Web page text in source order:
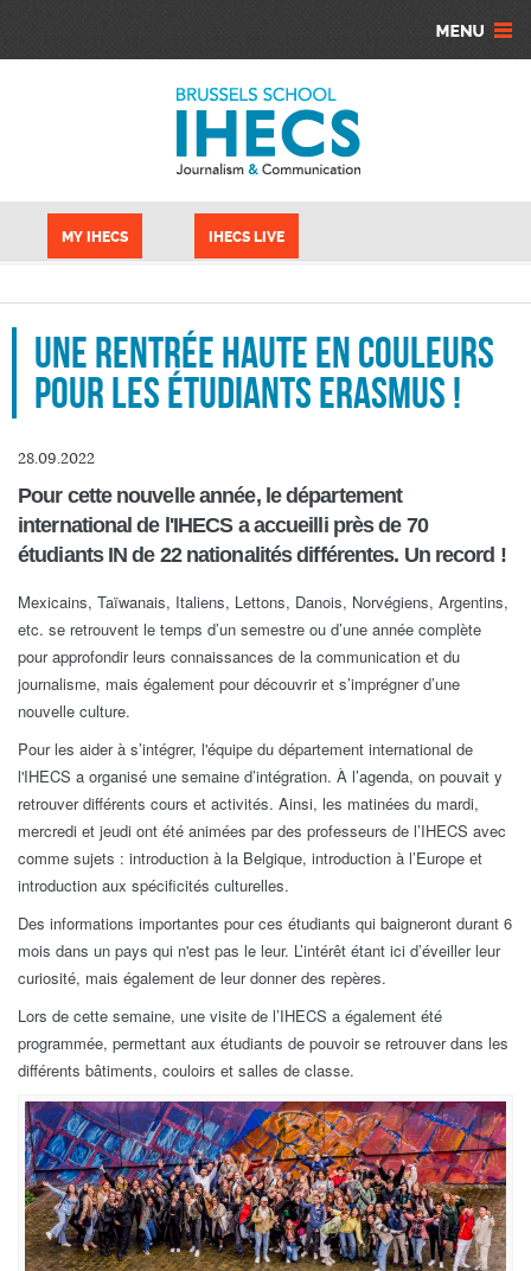
MY IHECS IHECS LIVE
Une rentrée haute en couleurs
pour les étudiants Erasmus !
28.09.2022
Pour cette nouvelle année, le département
international de l'IHECS a accueilli près de 70
étudiants IN de 22 nationalités différentes. Un record !
Mexicains, Taïwanais, Italiens, Lettons, Danois, Norvégiens, Argentins,
etc. se retrouvent le temps d’un semestre ou d’une année complète
pour approfondir leurs connaissances de la communication et du
journalisme, mais également pour découvrir et s’imprégner d’une
nouvelle culture.
Pour les aider à s’intégrer, l'équipe du département international de
l'IHECS a organisé une semaine d’intégration. À l’agenda, on pouvait y
retrouver différents cours et activités. Ainsi, les matinées du mardi,
mercredi et jeudi ont été animées par des professeurs de l’IHECS avec
comme sujets : introduction à la Belgique, introduction à l’Europe et
introduction aux spécificités culturelles.
Des informations importantes pour ces étudiants qui baigneront durant 6
mois dans un pays qui n'est pas le leur. L’intérêt étant ici d’éveiller leur
curiosité, mais également de leur donner des repères.
Lors de cette semaine, une visite de l’IHECS a également été
programmée, permettant aux étudiants de pouvoir se retrouver dans les
différents bâtiments, couloirs et salles de classe.